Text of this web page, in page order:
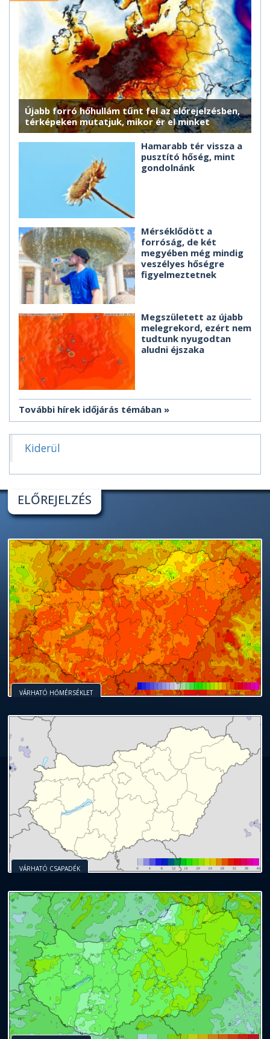
Újabb forró hőhullám tűnt fel az előrejelzésben,
térképeken mutatjuk, mikor ér el minket
Hamarabb tér vissza a
pusztító hőség, mint
gondolnánk
Mérséklődött a
forróság, de két
megyében még mindig
veszélyes hőségre
figyelmeztetnek
Megszületett az újabb
melegrekord, ezért nem
tudtunk nyugodtan
aludni éjszaka
További hírek időjárás témában
Kiderül
ELŐREJELZÉS
VÁRHATÓ HŐMÉRSÉKLET
VÁRHATÓ CSAPADÉK